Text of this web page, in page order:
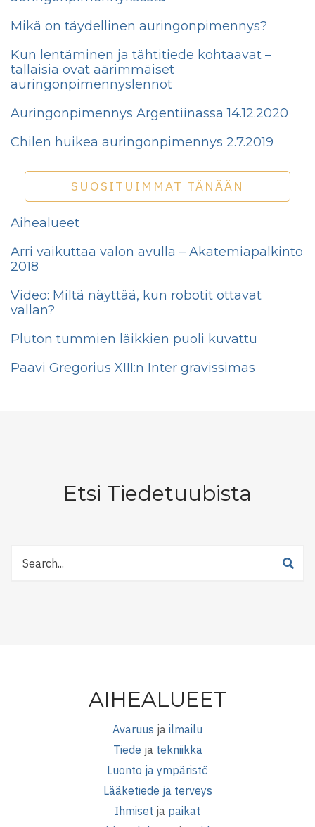
Mikä on täydellinen auringonpimennys?
Kun lentäminen ja tähtitiede kohtaavat –
tällaisia ovat äärimmäiset
auringonpimennyslennot
Auringonpimennys Argentiinassa 14.12.2020
Chilen huikea auringonpimennys 2.7.2019
SUOSITUIMMAT TÄNÄÄN
Aihealueet
Arri vaikuttaa valon avulla – Akatemiapalkinto
2018
Video: Miltä näyttää, kun robotit ottavat
vallan?
Pluton tummien läikkien puoli kuvattu
Paavi Gregorius XIII:n Inter gravissimas
Etsi Tiedetuubista
AIHEALUEET
Avaruus ja ilmailu
Tiede ja tekniikka
Luonto ja ympäristö
Lääketiede ja terveys
Ihmiset ja paikat